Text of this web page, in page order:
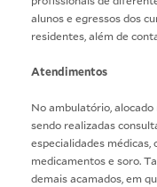
alunos e egressos dos
residentes, além de
Atendimentos
No ambulatório,
sendo realizadas
especialidades médicas,
medicamentos e soro.
demais acamados, em